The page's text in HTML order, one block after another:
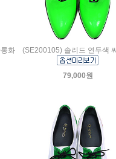
화 (SE200105) 솔리드 연두색
79,000원